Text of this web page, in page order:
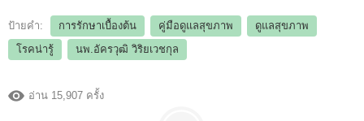
ป้ายคำ: การรักษาเบื้องต้น คู่มือดูแลสุขภาพ
ดูแลสุขภาพ
โรคน่ารู้
นพ.อัครวุฒิ วิริยเวชกุล
อ่าน 15,907 ครั้ง